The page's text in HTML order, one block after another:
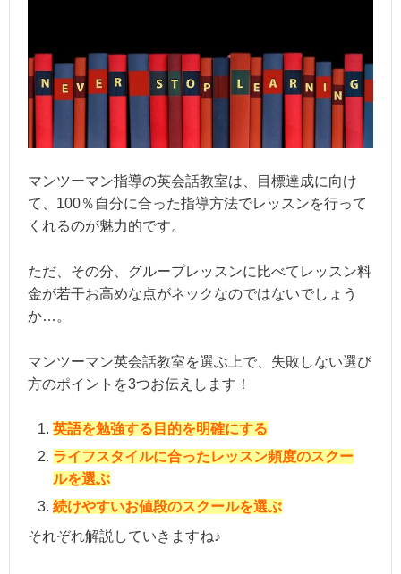
マンツーマン指導の英会話教室は、目標達成に向け
て、100％自分に合った指導方法でレッスンを行って
くれるのが魅力的です。
ただ、その分、グループレッスンに比べてレッスン料
金が若干お高めな点がネックなのではないでしょう
か…。
マンツーマン英会話教室を選ぶ上で、失敗しない選び
方のポイントを3つお伝えします！
英語を勉強する目的を明確にする
ライフスタイルに合ったレッスン頻度のスクー
ルを選ぶ
続けやすいお値段のスクールを選ぶ
それぞれ解説していきますね♪